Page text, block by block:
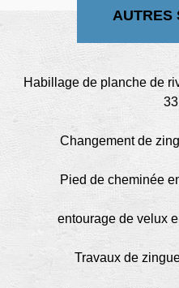
AUTRES
Habillage de planche de
Changement de
Pied de cheminée
entourage de velux
Travaux de